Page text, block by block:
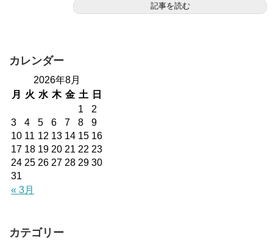
記事を読む
カレンダー
2026年8月
月
火 水 木 金 土 日
« 3月
1
2
3
4 5 6 7 8
9
10 11 12 13 14 15 16
17 18 19 20 21 22 23
24 25 26 27 28 29 30
31
カテゴリー